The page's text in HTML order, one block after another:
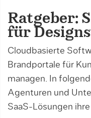
Ratgeber:
für
Cloudbasierte
Brandportale für
managen. In
Agenturen und
SaaS-Lösungen